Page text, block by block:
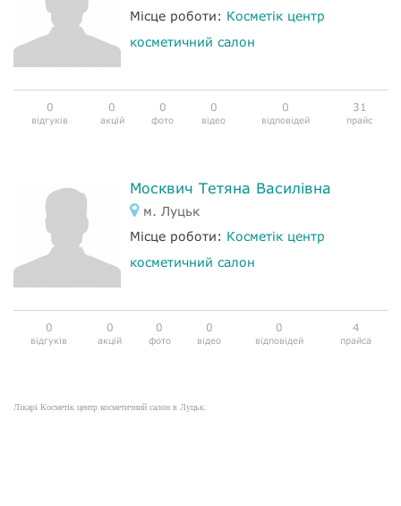
Місце роботи: Косметік центр
косметичний салон
0
відгуків
0
акцій
0
фото
0
відео
0
відповідей
31
прайс
Москвич Тетяна Василівна
м. Луцьк
Місце роботи: Косметік центр
косметичний салон
0
відгуків
0
акцій
0
фото
0
відео
0
відповідей
4
прайса
Лікарі Косметік центр косметичний салон в Луцьк.